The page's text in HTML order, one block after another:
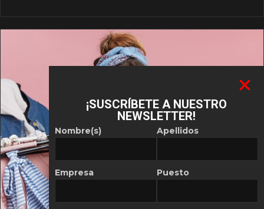
¡SUSCRÍBETE A NUESTRO
NEWSLETTER!
Nombre(s)
Empresa
Apellidos
Puesto